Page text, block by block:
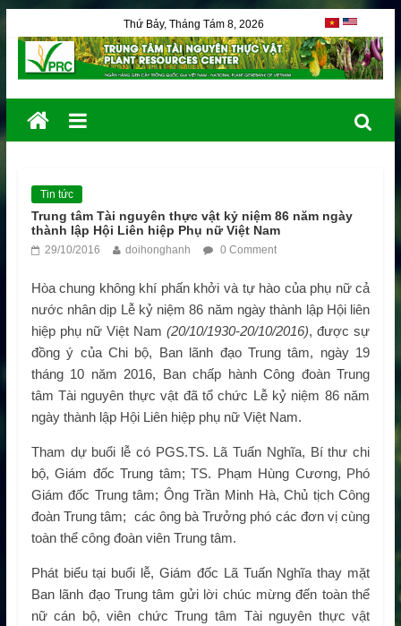
Thứ Bảy, Tháng Tám 8, 2026
Tin tức
Trung tâm Tài nguyên thực vật kỷ niệm 86 năm ngày
thành lập Hội Liên hiệp Phụ nữ Việt Nam
29/10/2016 doihonghanh 0 Comment
Hòa chung không khí phấn khởi và tự hào của phụ nữ cả
nước nhân dịp Lễ kỷ niệm 86 năm ngày thành lập Hội liên
hiệp phụ nữ Việt Nam(20/10/1930-20/10/2016), được sự
đồng ý của Chi bộ, Ban lãnh đạo Trung tâm, ngày 19
tháng 10 năm 2016, Ban chấp hành Công đoàn Trung
tâm Tài nguyên thực vật đã tổ chức Lễ kỷ niệm 86 năm
ngày thành lập Hội Liên hiệp phụ nữ Việt Nam.
Tham dự buổi lễ có PGS.TS. Lã Tuấn Nghĩa, Bí thư chi
bộ, Giám đốc Trung tâm; TS. Phạm Hùng Cương, Phó
Giám đốc Trung tâm; Ông Trần Minh Hà, Chủ tịch Công
đoàn Trung tâm; các ông bà Trưởng phó các đơn vị cùng
toàn thể công đoàn viên Trung tâm.
Phát biểu tại buổi lễ, Giám đốc Lã Tuấn Nghĩa thay mặt
Ban lãnh đạo Trung tâm gửi lời chúc mừng đến toàn thể
nữ cán bộ, viên chức Trung tâm Tài nguyên thực vật